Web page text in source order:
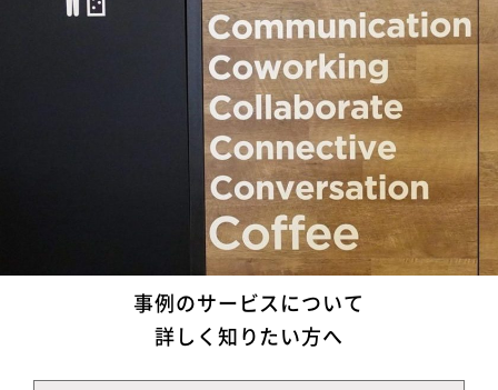
事例のサービスについて
詳しく知りたい方へ